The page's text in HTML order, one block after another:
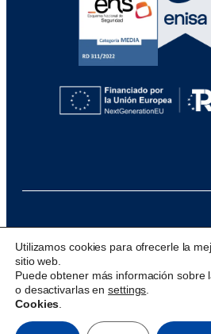
@ 2026
Design &
Utilizamos cookies para ofrecerle la
sitio web.
Puede obtener más información sobre
o desactivarlas ensettings
Cookies